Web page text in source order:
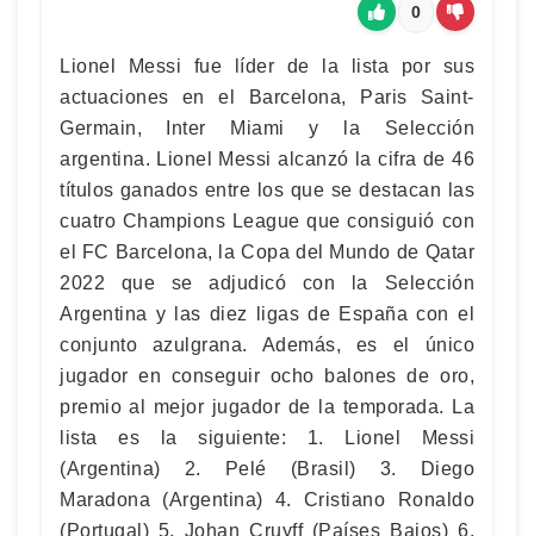
0
Lionel Messi fue líder de la lista por sus
actuaciones en el Barcelona, Paris Saint-
Germain, Inter Miami y la Selección
argentina. Lionel Messi alcanzó la cifra de 46
títulos ganados entre los que se destacan las
cuatro Champions League que consiguió con
el FC Barcelona, la Copa del Mundo de Qatar
2022 que se adjudicó con la Selección
Argentina y las diez ligas de España con el
conjunto azulgrana. Además, es el único
jugador en conseguir ocho balones de oro,
premio al mejor jugador de la temporada. La
lista es la siguiente: 1. Lionel Messi
(Argentina) 2. Pelé (Brasil) 3. Diego
Maradona (Argentina) 4. Cristiano Ronaldo
(Portugal) 5. Johan Cruyff (Países Bajos) 6.